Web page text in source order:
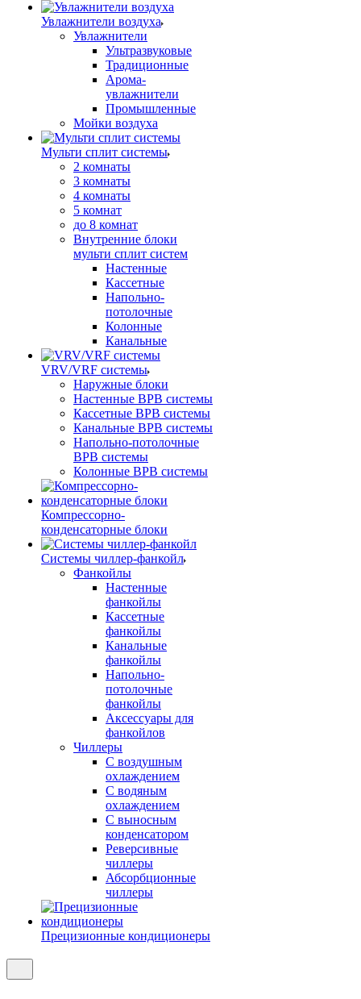
Увлажнители воздуха
Увлажнители
Ультразвуковые
Традиционные
Арома-
увлажнители
Промышленные
Мойки воздуха
Мульти сплит системы
2 комнаты
3 комнаты
4 комнаты
5 комнат
до 8 комнат
Внутренние блоки
мульти сплит систем
Настенные
Кассетные
Напольно-
потолочные
Колонные
Канальные
VRV/VRF системы
Наружные блоки
Настенные ВРВ системы
Кассетные ВРВ системы
Канальные ВРВ системы
Напольно-потолочные
ВРВ системы
Колонные ВРВ системы
Компрессорно-
конденсаторные блоки
Системы чиллер-фанкойл
Фанкойлы
Настенные
фанкойлы
Кассетные
фанкойлы
Канальные
фанкойлы
Напольно-
потолочные
фанкойлы
Аксессуары для
фанкойлов
Чиллеры
С воздушным
охлаждением
С водяным
охлаждением
С выносным
конденсатором
Реверсивные
чиллеры
Абсорбционные
чиллеры
Прецизионные кондиционеры